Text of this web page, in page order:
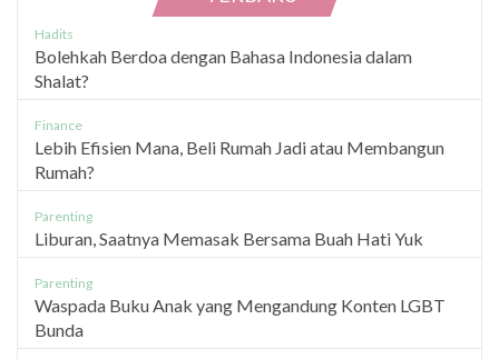
Hadits
Bolehkah Berdoa dengan Bahasa Indonesia dalam
Shalat?
Finance
Lebih Efisien Mana, Beli Rumah Jadi atau Membangun
Rumah?
Parenting
Liburan, Saatnya Memasak Bersama Buah Hati Yuk
Parenting
Waspada Buku Anak yang Mengandung Konten LGBT
Bunda